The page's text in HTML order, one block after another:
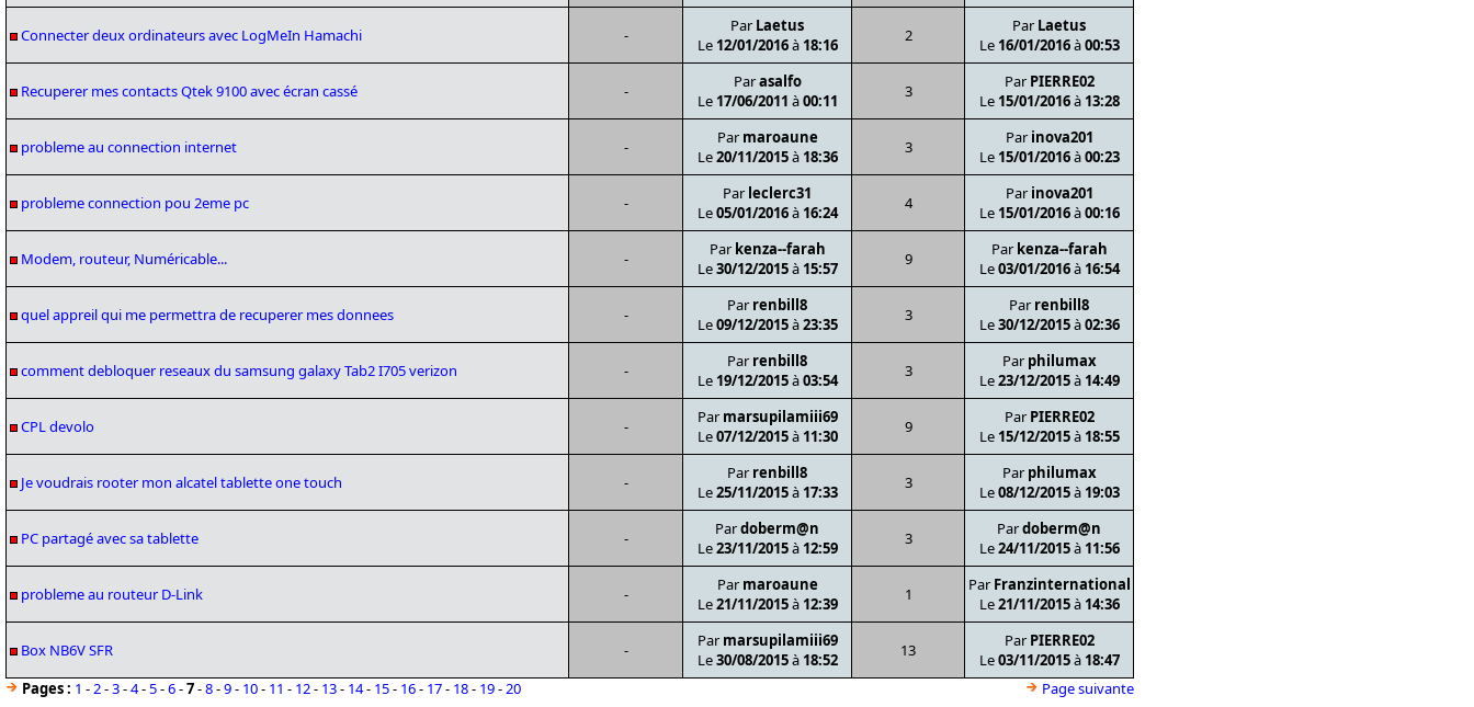
Connecter deux ordinateurs avec LogMeIn Hamachi - Par Laetus
Le 12/01/2016à 18:16 2 Par Laetus
Le 16/01/2016à00:53
Recuperer mes contacts Qtek 9100 avec écran cassé - Parasalfo
Le 17/06/2011 à00:11 3 Par PIERRE02
Le 15/01/2016à 13:28
probleme au connection internet - Par maroaune
Le20/11/2015à 18:36 3 Par inova201
Le 15/01/2016à00:23
probleme connection pou 2eme pc - Par leclerc31
Le05/01/2016à 16:24 4 Par inova201
Le 15/01/2016à00:16
Modem, routeur, Numéricable... - Par kenza--farah
Le30/12/2015à 15:57 9 Par kenza--farah
Le03/01/2016à 16:54
quel appreil qui me permettra de recuperer mes donnees - Par renbill8
Le09/12/2015à23:35 3 Par renbill8
Le30/12/2015à02:36
comment debloquer reseaux du samsung galaxy Tab2 I705 verizon - Par renbill8
Le 19/12/2015à03:54 3 Par philumax
Le23/12/2015à 14:49
CPL devolo - Par marsupilamiii69
Le07/12/2015à 11:30 9 Par PIERRE02
Le 15/12/2015à 18:55
Je voudrais rooter mon alcatel tablette one touch - Par renbill8
Le25/11/2015à 17:33 3 Par philumax
Le08/12/2015à 19:03
PC partagé avec sa tablette - Pardoberm@n
Le23/11/2015à 12:59 3 Pardoberm@n
Le24/11/2015à 11:56
probleme au routeur D-Link - Par maroaune
Le21/11/2015à 12:39 1 Par Franzinternational
Le21/11/2015à 14:36
Box NB6V SFR - Par marsupilamiii69
Le30/08/2015à 18:52 13 Par PIERRE02
Le03/11/2015à 18:47
Pages : 1 -2-3-4-5-6-7-8-9- 10- 11 - 12- 13- 14- 15- 16- 17- 18- 19-20 Page suivante